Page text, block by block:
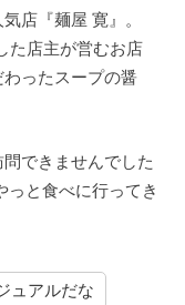
店『麺屋 寛』。
た店主が営むお店
ったスープの醤
できませんでした
っと食べに行ってき
ュアルだな